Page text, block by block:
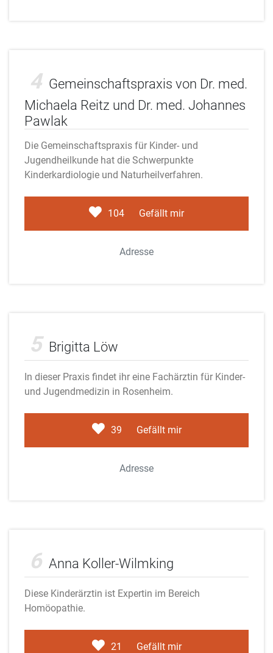
4 Gemeinschaftspraxis von Dr. med.
Michaela Reitz und Dr. med. Johannes
Pawlak
Die Gemeinschaftspraxis für Kinder- und
Jugendheilkunde hat die Schwerpunkte
Kinderkardiologie und Naturheilverfahren.
104 Gefällt mir
Adresse
5 Brigitta Löw
In dieser Praxis findet ihr eine Fachärztin für Kinder-
und Jugendmedizin in Rosenheim.
39 Gefällt mir
Adresse
6 Anna Koller-Wilmking
Diese Kinderärztin ist Expertin im Bereich
Homöopathie.
21 Gefällt mir